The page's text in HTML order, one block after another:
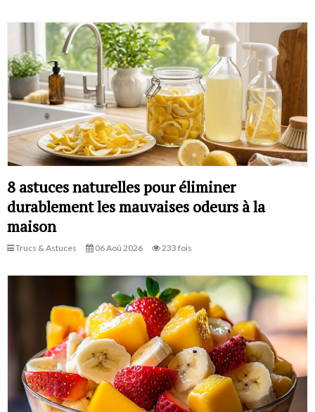
8 astuces naturelles pour éliminer
durablement les mauvaises odeurs à la
maison
Trucs & Astuces 06 Aoû 2026 233 fois